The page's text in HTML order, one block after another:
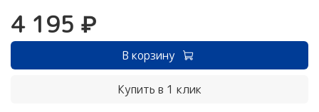
4 195 ₽
В корзину
Купить в 1 клик